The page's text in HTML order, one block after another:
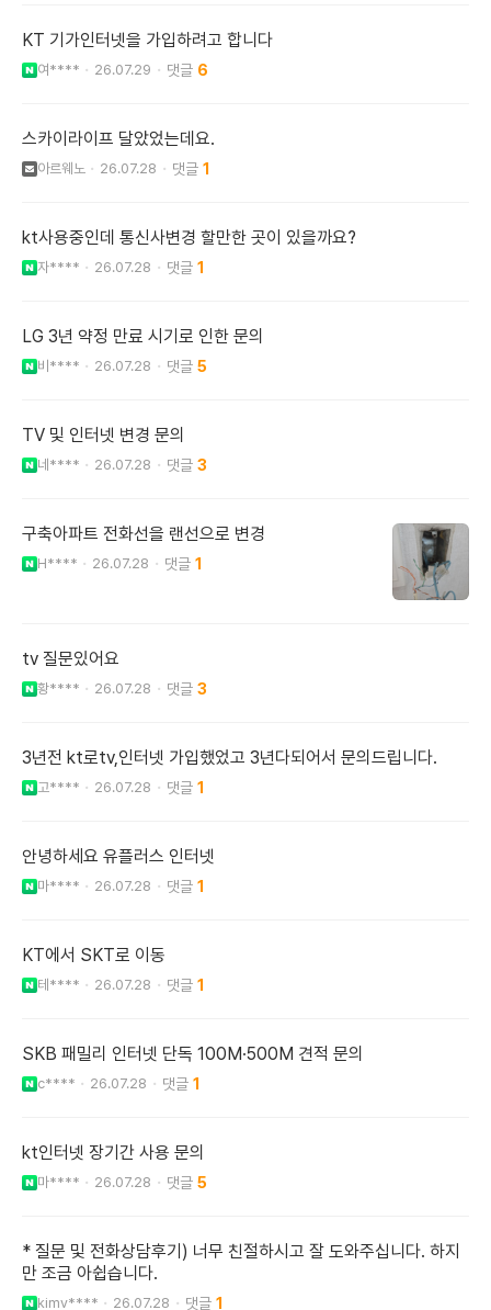
KT 기가인터넷을 가입하려고 합니다
여**** 26.07.29 6
스카이라이프 달았었는데요.
아르웨노 26.07.28 1
kt사용중인데 통신사변경 할만한 곳이 있을까요?
자**** 26.07.28 1
LG 3년 약정 만료 시기로 인한 문의
비**** 26.07.28 5
TV 및 인터넷 변경 문의
네**** 26.07.28 3
구축아파트 전화선을 랜선으로 변경
H**** 26.07.28 1
tv 질문있어요
황**** 26.07.28 3
3년전 kt로tv,인터넷 가입했었고 3년다되어서 문의드립니다.
고**** 26.07.28 1
안녕하세요 유플러스 인터넷
마**** 26.07.28 1
KT에서 SKT로 이동
테**** 26.07.28 1
SKB 패밀리 인터넷 단독 100M·500M 견적 문의
c**** 26.07.28 1
kt인터넷 장기간 사용 문의
마**** 26.07.28 5
* 질문 및 전화상담후기) 너무 친절하시고 잘 도와주십니다. 하지
만 조금 아쉽습니다.
kimv**** 26.07.28 1